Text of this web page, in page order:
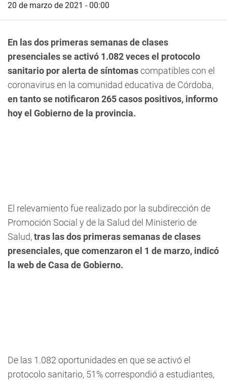
20 de marzo de 2021 - 00:00
En las dos primeras semanas de clases
presenciales se activó 1.082 veces el protocolo
sanitario por alerta de síntomascompatibles con el
coronavirus en la comunidad educativa de Córdoba,
en tanto se notificaron 265 casos positivos, informo
hoy el Gobierno de la provincia.
El relevamiento fue realizado por la subdirección de
Promoción Social y de la Salud del Ministerio de
Salud,tras las dos primeras semanas de clases
presenciales, que comenzaron el 1 de marzo, indicó
la web de Casa de Gobierno.
De las 1.082 oportunidades en que se activó el
protocolo sanitario, 51% correspondió a estudiantes,